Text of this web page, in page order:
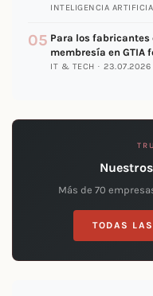
INTELIGENCIA
05 Para los fabricantes
membresía en GTIA
IT & TECH · 23.07.2026
Más de 70
TODAS